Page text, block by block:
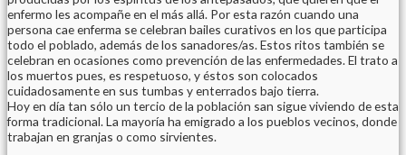
enfermo les acompañe en el más allá. Por esta razón cuando una
persona cae enferma se celebran bailes curativos en los que participa
todo el poblado, además de los sanadores/as. Estos ritos también se
celebran en ocasiones como prevención de las enfermedades. El trato a
los muertos pues, es respetuoso, y éstos son colocados
cuidadosamente en sus tumbas y enterrados bajo tierra.
Hoy en día tan sólo un tercio de la población san sigue viviendo de esta
forma tradicional. La mayoría ha emigrado a los pueblos vecinos, donde
trabajan en granjas o como sirvientes.